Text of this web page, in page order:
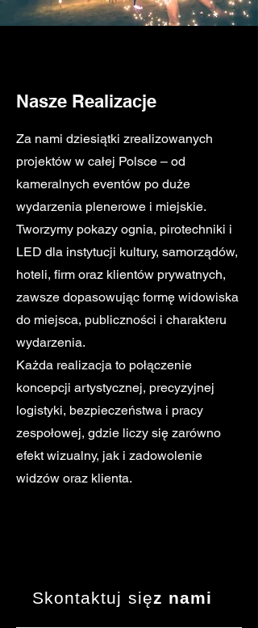
Nasze Realizacje
Za nami dziesiątki zrealizowanych
projektów w całej Polsce – od
kameralnych eventów po duże
wydarzenia plenerowe i miejskie.
Tworzymy pokazy ognia, pirotechniki i
LED dla instytucji kultury, samorządów,
hoteli, firm oraz klientów prywatnych,
zawsze dopasowując formę widowiska
do miejsca, publiczności i charakteru
wydarzenia.
Każda realizacja to połączenie
koncepcji artystycznej, precyzyjnej
logistyki, bezpieczeństwa i pracy
zespołowej, gdzie liczy się zarówno
efekt wizualny, jak i zadowolenie
widzów oraz klienta.
Skontaktuj sięz nami